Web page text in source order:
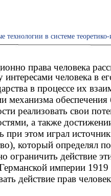
технологии в системе
права человека
интересами человека в
в процессе их
механизма обеспечения
реализовать свои
а также
этом играл
который определял
ограничить действие
империи
действие прав